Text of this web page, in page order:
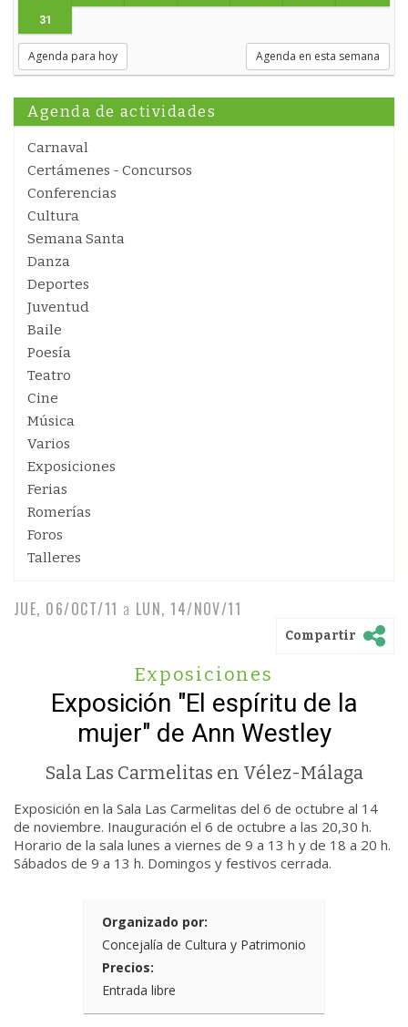
31
Agenda para hoy Agenda en esta semana
Agenda de actividades
Carnaval
Certámenes - Concursos
Conferencias
Cultura
Semana Santa
Danza
Deportes
Juventud
Baile
Poesía
Teatro
Cine
Música
Varios
Exposiciones
Ferias
Romerías
Foros
Talleres
JUE, 06/OCT/11 a LUN, 14/NOV/11
Compartir
Exposiciones
Exposición "El espíritu de la
mujer" de Ann Westley
Sala Las Carmelitas en Vélez-Málaga
Exposición en la Sala Las Carmelitas del 6 de octubre al 14
de noviembre. Inauguración el 6 de octubre a las 20,30 h.
Horario de la sala lunes a viernes de 9 a 13 h y de 18 a 20 h.
Sábados de 9 a 13 h. Domingos y festivos cerrada.
Organizado por:
Concejalía de Cultura y Patrimonio
Precios:
Entrada libre